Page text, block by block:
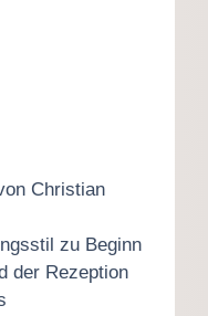
Christian
zu Beginn
der Rezeption